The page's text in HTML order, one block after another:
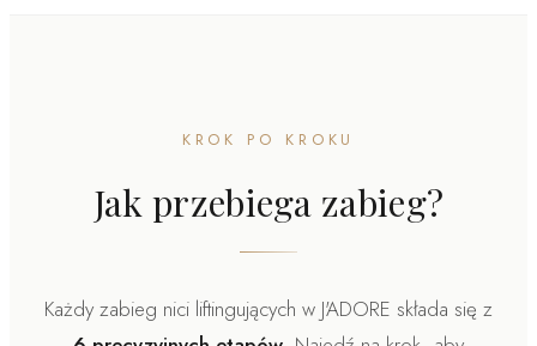
KROK PO KROKU
Jak przebiega zabieg?
Każdy zabieg nici liftingujących w J'ADORE składa się z